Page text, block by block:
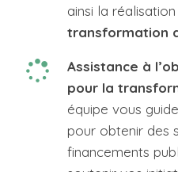
ainsi la
transformation
Assistance à
pour la
équipe vous
pour obtenir des
financements